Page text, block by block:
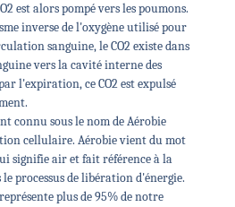
est alors pompé vers les poumons.
inverse de l'oxygène utilisé pour
sanguine, le CO2 existe dans
vers la cavité interne des
l'expiration, ce CO2 est expulsé
connu sous le nom deAérobie
cellulaire. Aérobie vient du mot
signifie air et fait référence à la
le processus de libération d'énergie.
plus de 95% de notre